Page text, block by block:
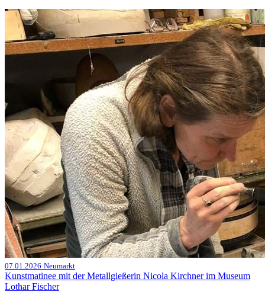
07.01.2026 Neumarkt
Kunstmatinee mit der Metallgießerin Nicola Kirchner im Museum
Lothar Fischer